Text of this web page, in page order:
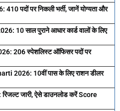
पदों पर निकली भर्ती, जानें योग्यता और
10 साल पुराने आधार कार्ड वालों के लिए
206 स्पेशलिस्ट ऑफिसर पदों पर
2026: 10वीं पास के लिए राशन डीलर
जारी, ऐसे डाउनलोड करें Score